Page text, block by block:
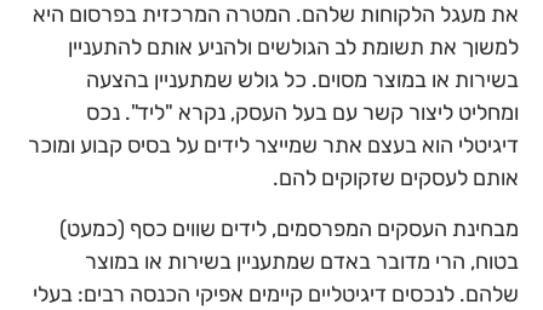
את מעגל הלקוחות שלהם. המטרה המרכזית בפרסום היא
למשוך את תשומת לב הגולשים ולהניע אותם להתעניין
בשירות או במוצר מסוים. כל גולש שמתעניין בהצעה
ומחליט ליצור קשר עם בעל העסק, נקרא "ליד". נכס
דיגיטלי הוא בעצם אתר שמייצר לידים על בסיס קבוע ומוכר
אותם לעסקים שזקוקים להם.
מבחינת העסקים המפרסמים, לידים שווים כסף (כמעט)
בטוח, הרי מדובר באדם שמתעניין בשירות או במוצר
שלהם. לנכסים דיגיטליים קיימים אפיקי הכנסה רבים: בעלי